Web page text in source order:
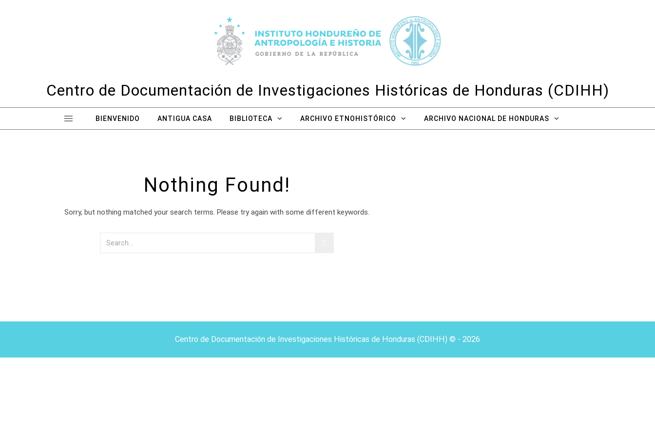
Centro de Documentación de Investigaciones Históricas de Honduras (CDIHH)
BIENVENIDO ANTIGUA CASA BIBLIOTECA ARCHIVO ETNOHISTÓRICO ARCHIVO NACIONAL DE HONDURAS
Nothing Found!
Sorry, but nothing matched your search terms. Please try again with some different keywords.
Centro de Documentación de Investigaciones Históricas de Honduras (CDIHH) © - 2026